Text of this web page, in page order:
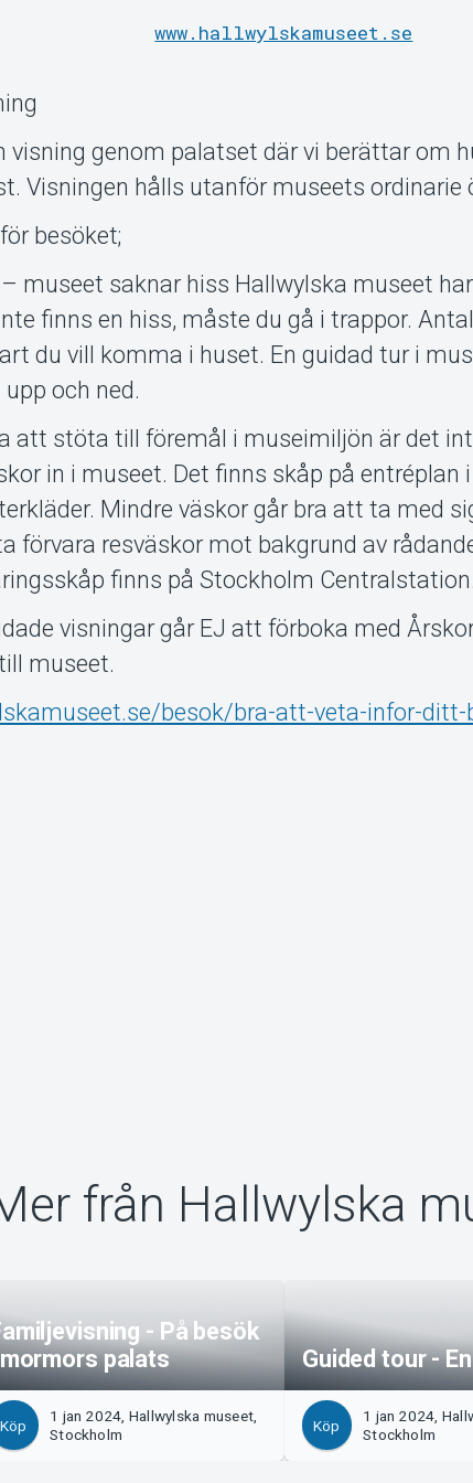
www.hallwylskamuseet.se
visning genom palatset där vi berättar om
Visningen hålls utanför museets ordinarie
besöket;
museet saknar hiss Hallwylska museet
finns en hiss, måste du gå i trappor.
du vill komma i huset. En guidad tur i
och ned.
att stöta till föremål i museimiljön är det
in i museet. Det finns skåp på entréplan
Mindre väskor går bra att ta med
förvara resväskor mot bakgrund av
finns på Stockholm Centralstation.
visningar går EJ att förboka med
museet.
besok/bra-att-veta-infor-ditt-
från Hallwylska
- På besök
palats
Köp
1 jan 2024, Hallwylska museet,
Stockholm
Guided tour -
Köp
1 jan 2024,
Stockholm